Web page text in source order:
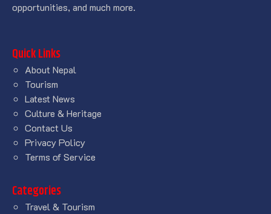
opportunities, and much more.
Quick Links
About Nepal
Tourism
Latest News
Culture & Heritage
Contact Us
Privacy Policy
Terms of Service
Categories
Travel & Tourism